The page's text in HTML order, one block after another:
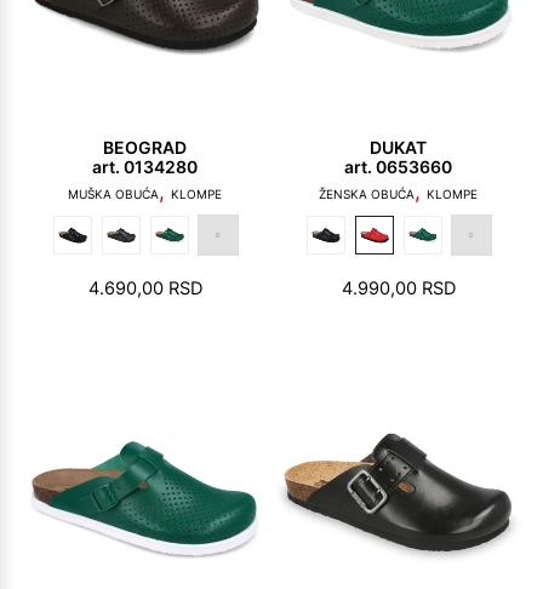
BEOGRAD
art. 0134280
MUŠKA OBUĆA, KLOMPE
4.690,00 RSD
DUKAT
art. 0653660
ŽENSKA OBUĆA, KLOMPE
4.990,00 RSD